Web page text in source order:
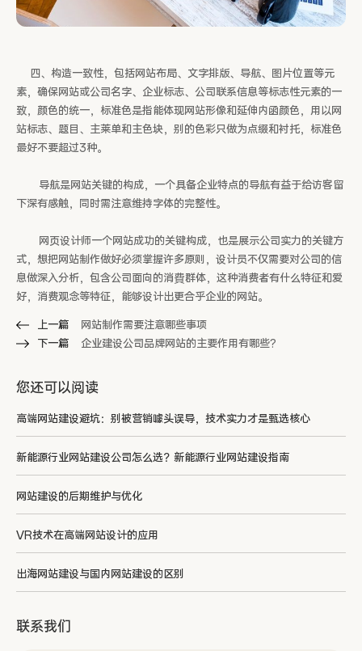
四、构造一致性，包括网站布局、文字排版、导航、图片位置等元
素，确保网站或公司名字、企业标志、公司联系信息等标志性元素的一
致，颜色的统一，标准色是指能体现网站形像和延伸内函颜色，用以网
站标志、题目、主莱单和主色块，别的色彩只做为点缀和衬托，标准色
最好不要超过3种。
导航是网站关键的构成，一个具备企业特点的导航有益于给访客留
下深有感触，同时需注意维持字体的完整性。
网页设计师一个网站成功的关键构成，也是展示公司实力的关键方
式，想把网站制作做好必须掌握许多原则，设计员不仅需要对公司的信
息做深入分析，包含公司面向的消費群体，这种消费者有什么特征和爱
好，消费观念等特征，能够设计出更合乎企业的网站。
上一篇
网站制作需要注意哪些事项
下一篇
企业建设公司品牌网站的主要作用有哪些?
您还可以阅读
高端网站建设避坑：别被营销噱头误导，技术实力才是甄选核心
新能源行业网站建设公司怎么选？新能源行业网站建设指南
网站建设的后期维护与优化
VR技术在高端网站设计的应用
出海网站建设与国内网站建设的区别
联系我们